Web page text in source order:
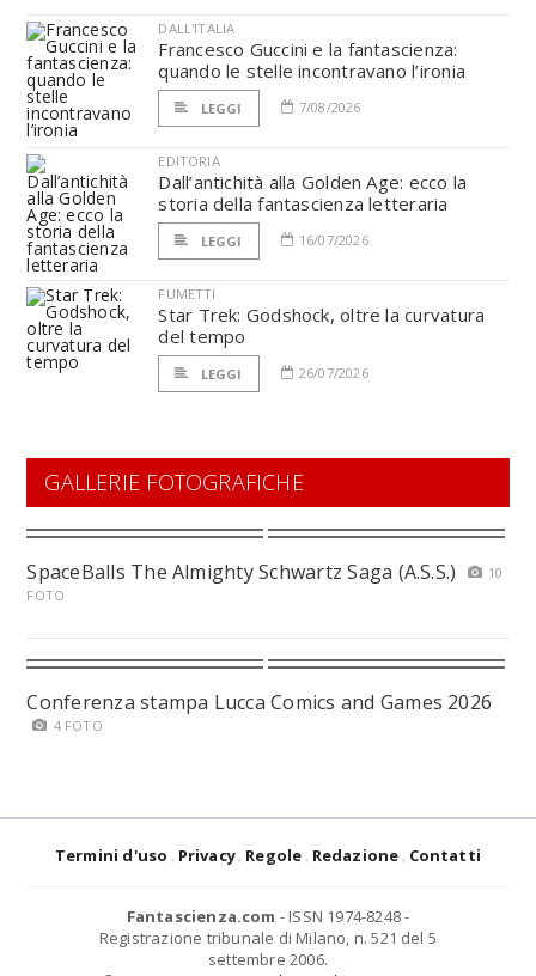
DALL'ITALIA
Francesco Guccini e la fantascienza:
quando le stelle incontravano l’ironia
LEGGI 7/08/2026
EDITORIA
Dall’antichità alla Golden Age: ecco la
storia della fantascienza letteraria
LEGGI 16/07/2026
FUMETTI
Star Trek: Godshock, oltre la curvatura
del tempo
LEGGI 26/07/2026
GALLERIE FOTOGRAFICHE
SpaceBalls The Almighty Schwartz Saga (A.S.S.)
10
FOTO
Conferenza stampa Lucca Comics and Games 2026
4 FOTO
Termini d'uso Privacy Regole Redazione Contatti
Fantascienza.com - ISSN 1974-8248 -
Registrazione tribunale di Milano, n. 521 del 5
settembre 2006.